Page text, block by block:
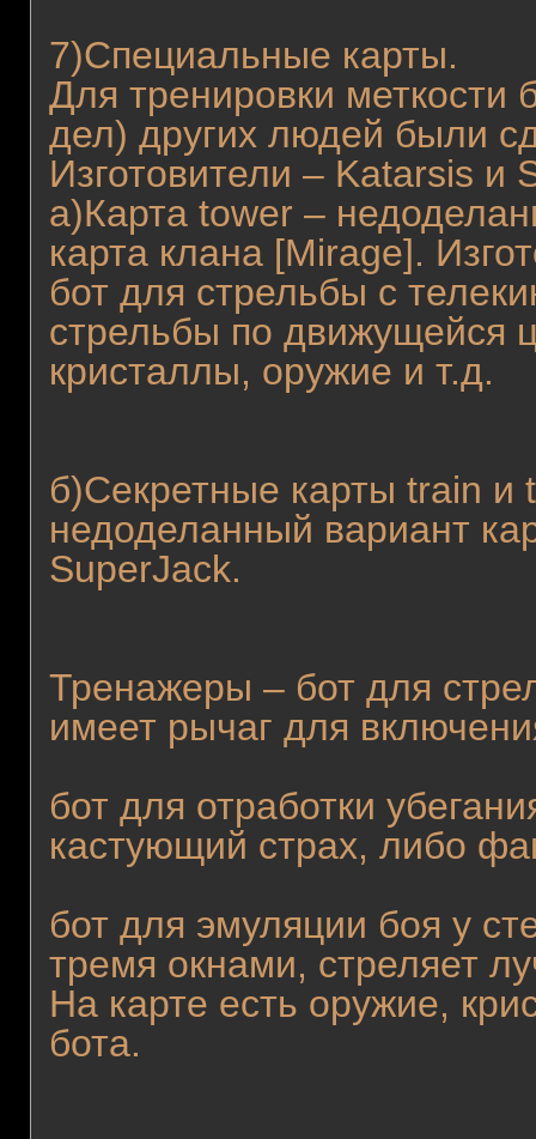
7)Специальные карты.
Для тренировки меткости
дел) других людей были
Изготовители – Katarsis и
а)Карта tower –
карта клана [Mirage].
бот для стрельбы с
стрельбы по движущейся
кристаллы, оружие и т.д.
б)Секретные карты train и
недоделанный вариант
SuperJack.
Тренажеры – бот для
имеет рычаг для
бот для отработки
кастующий страх, либо
бот для эмуляции боя у
тремя окнами, стреляет
На карте есть оружие,
бота.